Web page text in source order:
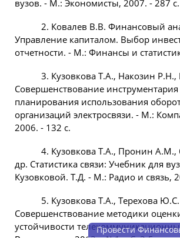
вузов. - М.: Экономисты, 2007. - 287 с.
2. Ковалев В.В. Финансовый
Управление капиталом. Выбор
отчетности. - М.: Финансы и
3. Кузовкова Т.А., Накозин
Совершенствование
планирования использования
организаций электросвязи. - М.:
2006. - 132 с.
4. Кузовкова Т.А., Пронин
др. Статистика связи: Учебник для
Кузовковой. Т.Д. - М.: Радио и связь,
5. Кузовкова Т.А., Терехова Ю.С.
Совершенствование методики
устойчивости
Провести